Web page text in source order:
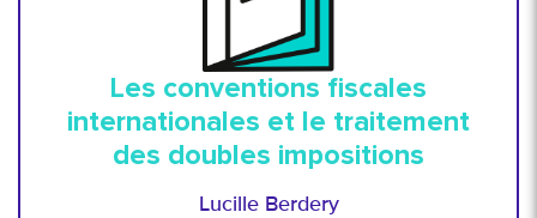
Les conventions fiscales
internationales et le traitement
des doubles impositions
Lucille Berdery